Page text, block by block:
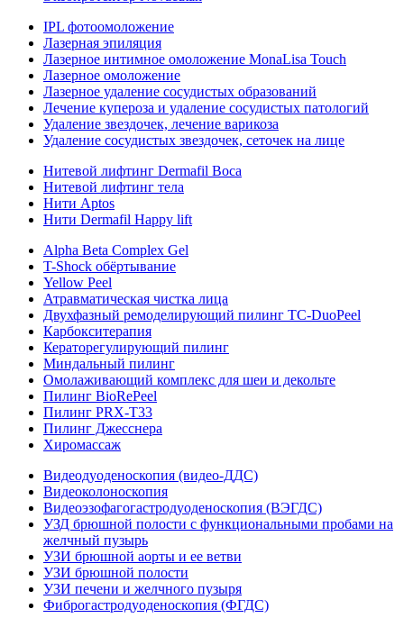
IPL фотоомоложение
Лазерная эпиляция
Лазерное интимное омоложение MonaLisa Touch
Лазерное омоложение
Лазерное удаление сосудистых образований
Лечение купероза и удаление сосудистых патологий
Удаление звездочек, лечение варикоза
Удаление сосудистых звездочек, сеточек на лице
Нитевой лифтинг Dermafil Boca
Нитевой лифтинг тела
Нити Aptos
Нити Dermafil Happy lift
Alpha Beta Complex Gel
T-Shock обёртывание
Yellow Peel
Атравматическая чистка лица
Двухфазный ремоделирующий пилинг TC-DuoPeel
Карбокситерапия
Кераторегулирующий пилинг
Миндальный пилинг
Омолаживающий комплекс для шеи и декольте
Пилинг BioRePeel
Пилинг PRX-T33
Пилинг Джесснера
Хиромассаж
Видеодуоденоскопия (видео-ДДС)
Видеоколоноскопия
Видеоэзофагогастродуоденоскопия (ВЭГДС)
УЗД брюшной полости с функциональными пробами на
желчный пузырь
УЗИ брюшной аорты и ее ветви
УЗИ брюшной полости
УЗИ печени и желчного пузыря
Фиброгастродуоденоскопия (ФГДС)